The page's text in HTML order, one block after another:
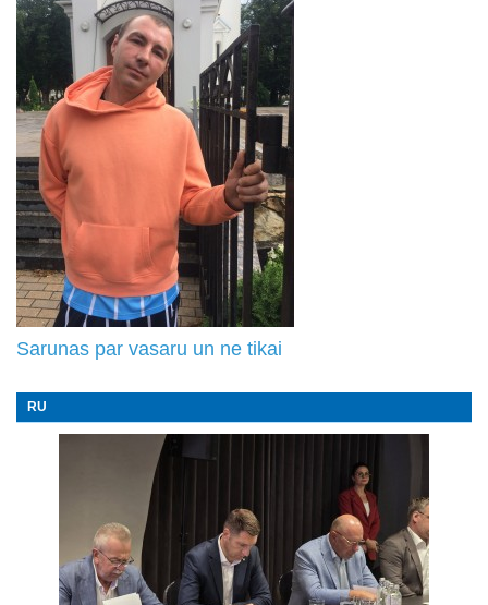
Sarunas par vasaru un ne tikai
RU